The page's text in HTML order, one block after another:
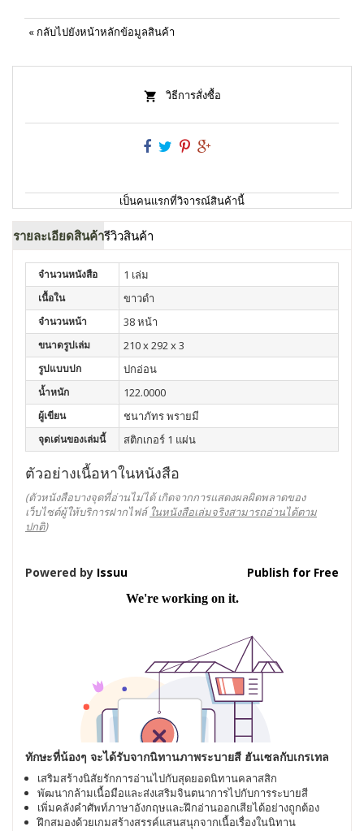
« กลับไปยังหน้าหลักข้อมูลสินค้า
วิธีการสั่งซื้อ
เป็นคนแรกที่วิจารณ์สินค้านี้
รายละเอียดสินค้ารีวิวสินค้า
จำนวนหนังสือ 1 เล่ม
เนื้อใน ขาวดำ
จำนวนหน้า 38 หน้า
ขนาดรูปเล่ม 210 x 292 x 3
รูปแบบปก ปกอ่อน
น้ำหนัก 122.0000
ผู้เขียน ชนาภัทร พรายมี
จุดเด่นของเล่มนี้ สติกเกอร์ 1 แผ่น
ตัวอย่างเนื้อหาในหนังสือ
(ตัวหนังสือบางจุดที่อ่านไม่ได้ เกิดจากการแสดงผลผิดพลาดของ
เว็บไซต์ผู้ให้บริการฝากไฟล์ ในหนังสือเล่มจริงสามารถอ่านได้ตาม
ปกติ)
Powered by Issuu Publish for Free
ทักษะที่น้องๆ จะได้รับจากนิทานภาพระบายสี ฮันเซลกับเกรเทล
เสริมสร้างนิสัยรักการอ่านไปกับสุดยอดนิทานคลาสสิก
พัฒนากล้ามเนื้อมือและส่งเสริมจินตนาการไปกับการระบายสี
เพิ่มคลังคำศัพท์ภาษาอังกฤษและฝึกอ่านออกเสียได้อย่างถูกต้อง
ฝึกสมองด้วยเกมสร้างสรรค์แสนสนุกจากเนื้อเรื่องในนิทาน